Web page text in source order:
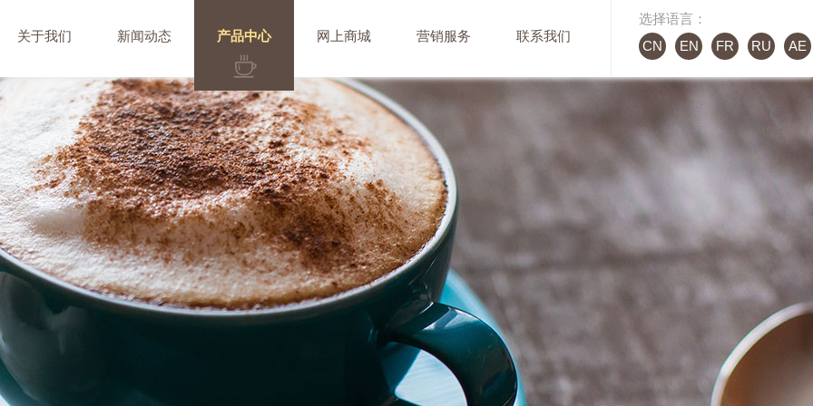
关于我们 新闻动态 产品中心 网上商城 营销服务 联系我们
选择语言：
CN
EN FR RU AE